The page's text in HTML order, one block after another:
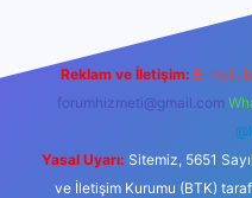
Reklam ve İletişim: E-mail:
forumhizmeti@gmail.com
Yasal Uyarı: Sitemiz, 5651
ve İletişim Kurumu (BTK)